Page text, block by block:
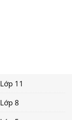
Lớp 11
Lớp 8